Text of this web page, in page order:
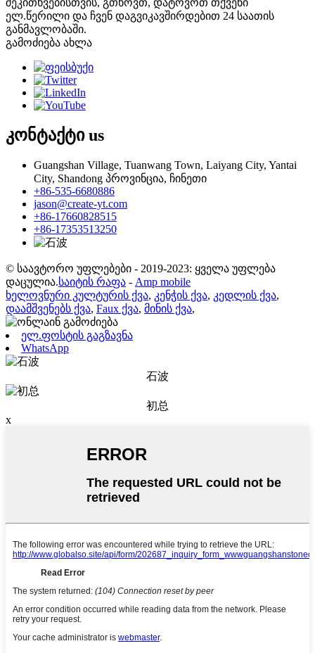
ელ.წერილი და ჩვენ დაგვიკავშირდებით 24 საათის
განმავლობაში.
გამოძიება ახლა
კონტაქტიus
Guangshan Village, Tuanwang Town, Laiyang City, Yantai
City, Shandong პროვინცია, ჩინეთი
+86-535-6680886
jason@create-yt.com
+86-17660828515
+86-17353513250
© საავტორო უფლებები - 2019-2023: ყველა უფლება
დაცულია.საიტის რაფა - Amp mobile
ხელოვნური კულტურის ქვა, კენჭის ქვა, კედლის ქვა,
დაამშვენებს ქვა, Faux ქვა, მინის ქვა,
ელ.ფოსტის გაგზავნა
WhatsApp
石波
初总
x